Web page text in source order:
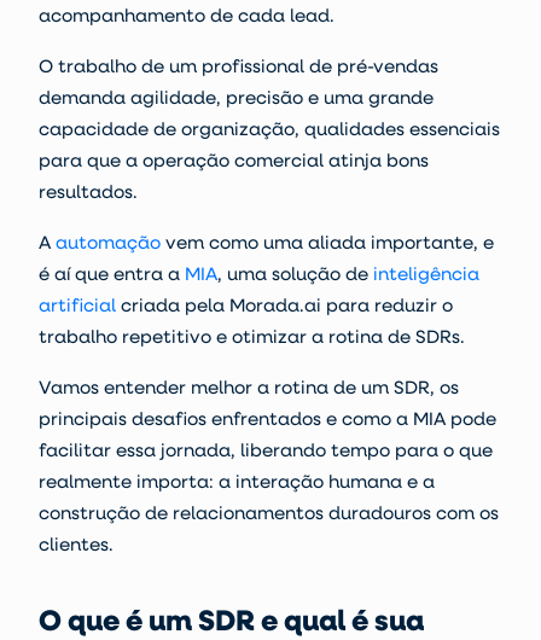
acompanhamento de cada lead.
O trabalho de um profissional de pré-vendas
demanda agilidade, precisão e uma grande
capacidade de organização, qualidades essenciais
para que a operação comercial atinja bons
resultados.
A automação vem como uma aliada importante, e
é aí que entra a MIA, uma solução de inteligência
artificial criada pela Morada.ai para reduzir o
trabalho repetitivo e otimizar a rotina de SDRs.
Vamos entender melhor a rotina de um SDR, os
principais desafios enfrentados e como a MIA pode
facilitar essa jornada, liberando tempo para o que
realmente importa: a interação humana e a
construção de relacionamentos duradouros com os
clientes.
O que é um SDR e qual é sua